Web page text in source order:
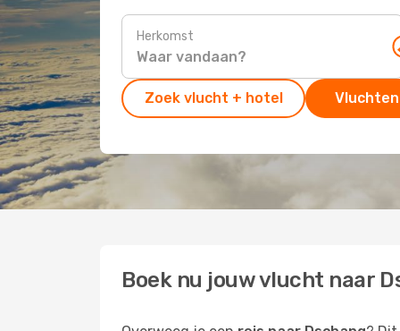
Herkomst
Zoek vlucht + hotel
Boek nu jouw vlucht naar